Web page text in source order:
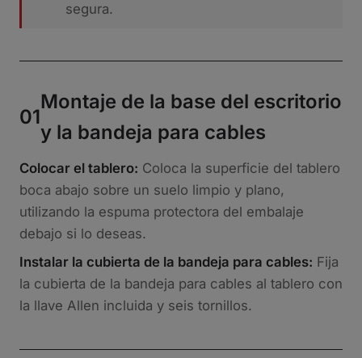
segura.
01
Montaje de la base del escritorio
y la bandeja para cables
Colocar el tablero: Coloca la superficie del tablero
boca abajo sobre un suelo limpio y plano,
utilizando la espuma protectora del embalaje
debajo si lo deseas.
Instalar la cubierta de la bandeja para cables: Fija
la cubierta de la bandeja para cables al tablero con
la llave Allen incluida y seis tornillos.